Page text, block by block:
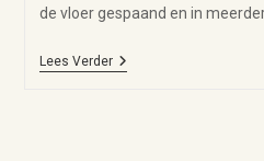
de vloer gespaand en in
Lees Verder